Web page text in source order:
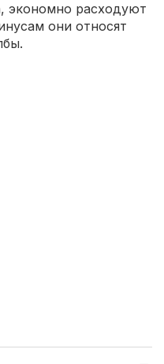
экономно расходуют
они относят